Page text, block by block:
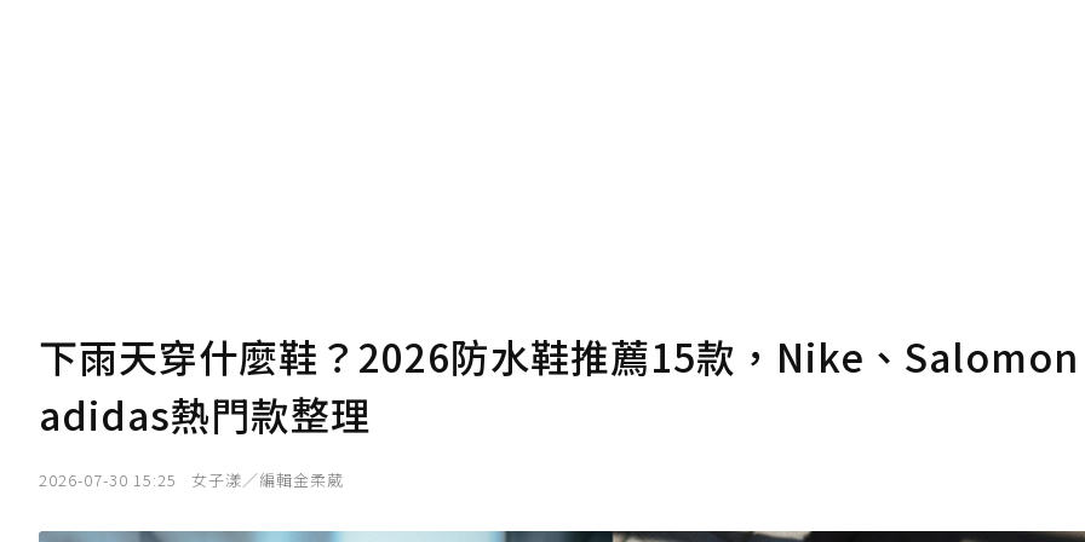
下雨天穿什麼鞋？2026防水鞋推薦15款，Nike、
adidas熱門款整理
2026-07-30 15:25 女子漾／編輯金柔葳